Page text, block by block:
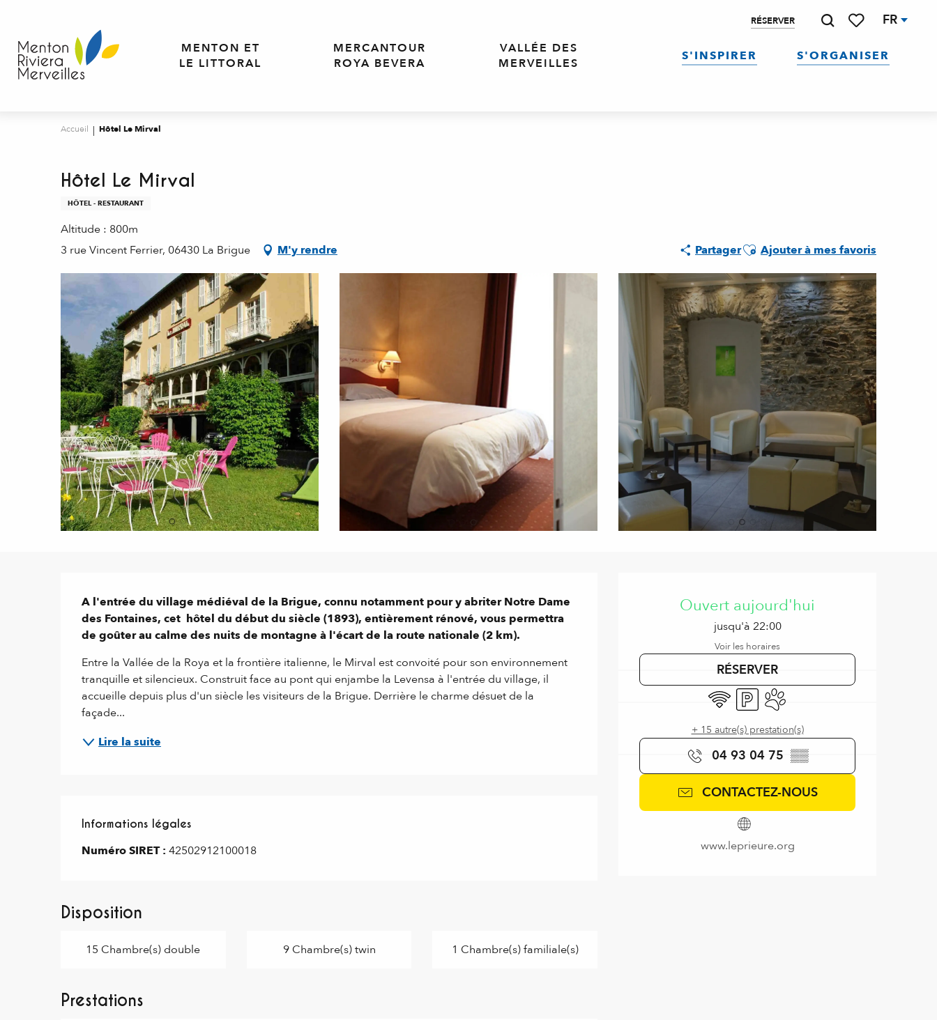
contenu
principal
RÉSERVER FR
MENTON ET
LE LITTORAL
MERCANTOUR
ROYA BEVERA
VALLÉE DES
MERVEILLES
S'INSPIRER S'ORGANISER
Accueil Hôtel Le Mirval
Hôtel Le Mirval
HÔTEL - RESTAURANT
Altitude : 800m
3 rue Vincent Ferrier, 06430 La Brigue
M'y rendre PartagerAjouter aux favoris
Ajouter à mes favoris
Ouvert aujourd'hui
jusqu'à 22:00
Voir les horaires
RÉSERVER
WiFi ParkingAnimaux acceptés
+ 15 autre(s) prestation(s)
04 93 04 75 ▒▒
CONTACTEZ-NOUS
www.leprieure.org
Description
A l'entrée du village médiéval de la Brigue, connu notamment pour y abriter Notre Dame
des Fontaines, cet  hôtel du début du siècle (1893), entièrement rénové, vous permettra
de goûter au calme des nuits de montagne à l'écart de la route nationale (2 km).
Entre la Vallée de la Roya et la frontière italienne, le Mirval est convoité pour son environnement
tranquille et silencieux. Construit face au pont qui enjambe la Levensa à l'entrée du village, il
accueille depuis plus d'un siècle les visiteurs de la Brigue. Derrière le charme désuet de la
façade...
Lire la suite
Informations légales
Informations légales
Numéro SIRET : 42502912100018
Disposition
15 Chambre(s) double 9 Chambre(s) twin 1 Chambre(s) familiale(s)
Prestations